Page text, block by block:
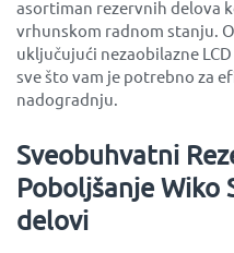
asortiman rezervnih delova
vrhunskom radnom stanju.
uključujući nezaobilazne
sve što vam je potrebno za
nadogradnju.
Sveobuhvatni
Poboljšanje Wiko
delovi